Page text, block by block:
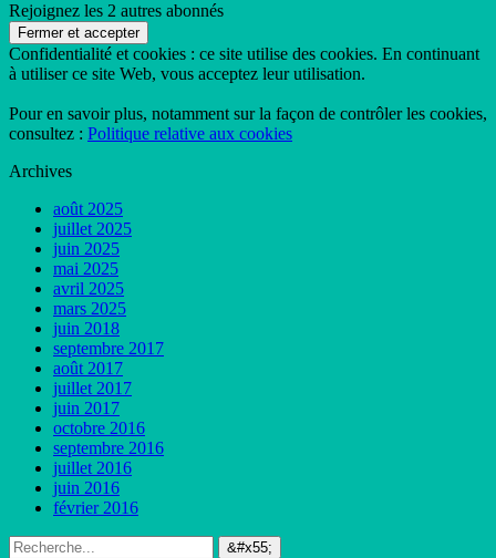
Rejoignez les 2 autres abonnés
Confidentialité et cookies : ce site utilise des cookies. En continuant
à utiliser ce site Web, vous acceptez leur utilisation.
Pour en savoir plus, notamment sur la façon de contrôler les cookies,
consultez : Politique relative aux cookies
Archives
août 2025
juillet 2025
juin 2025
mai 2025
avril 2025
mars 2025
juin 2018
septembre 2017
août 2017
juillet 2017
juin 2017
octobre 2016
septembre 2016
juillet 2016
juin 2016
février 2016